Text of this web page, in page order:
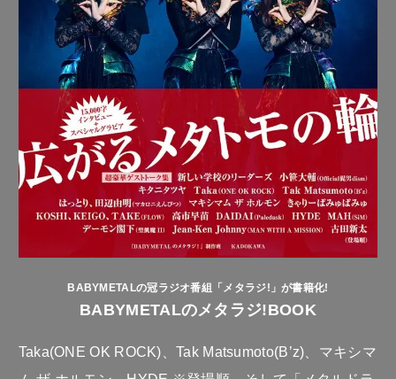
BABYMETALの冠ラジオ番組「メタラジ!」が書籍化!
BABYMETALのメタラジ!BOOK
Taka(ONE OK ROCK)、Tak Matsumoto(B’z)、マキシマ